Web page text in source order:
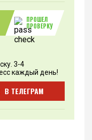
ПРОШЕЛ
ПРОВЕРКУ
3-4
каждый день!
В ТЕЛЕГРАМ